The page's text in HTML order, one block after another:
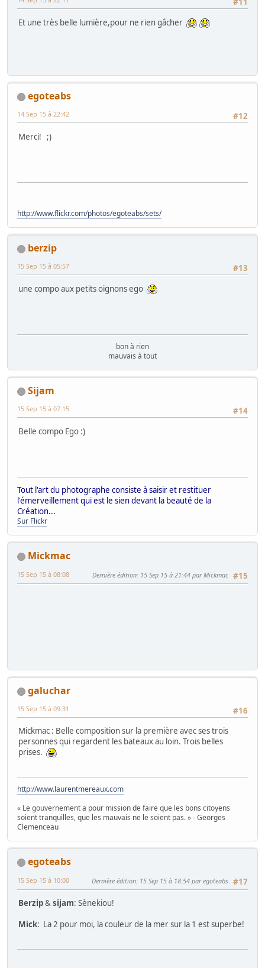
Et une très belle lumière,pour ne rien gâcher
egoteabs
#12
14 Sep 15 à 22:42
Merci! ;)
http://www.flickr.com/photos/egoteabs/sets/
berzip
#13
15 Sep 15 à 05:57
une compo aux petits oignons ego
bon à rien
mauvais à tout
Sijam
#14
15 Sep 15 à 07:15
Belle compo Ego :)
Tout l'art du photographe consiste à saisir et restituer
l'émerveillement qui est le sien devant la beauté de la
Création...
Sur Flickr
Mickmac
#15
15 Sep 15 à 08:08 Dernière édition: 15 Sep 15 à 21:44 par Mickmac
galuchar
#16
15 Sep 15 à 09:31
Mickmac : Belle composition sur la première avec ses trois
personnes qui regardent les bateaux au loin. Trois belles
prises.
http://www.laurentmereaux.com
« Le gouvernement a pour mission de faire que les bons citoyens
soient tranquilles, que les mauvais ne le soient pas. » - Georges
Clemenceau
egoteabs
#17
15 Sep 15 à 10:00 Dernière édition: 15 Sep 15 à 18:54 par egoteabs
Berzip&sijam: Sènekiou!
Mick: La 2 pour moi, la couleur de la mer sur la 1 est superbe!